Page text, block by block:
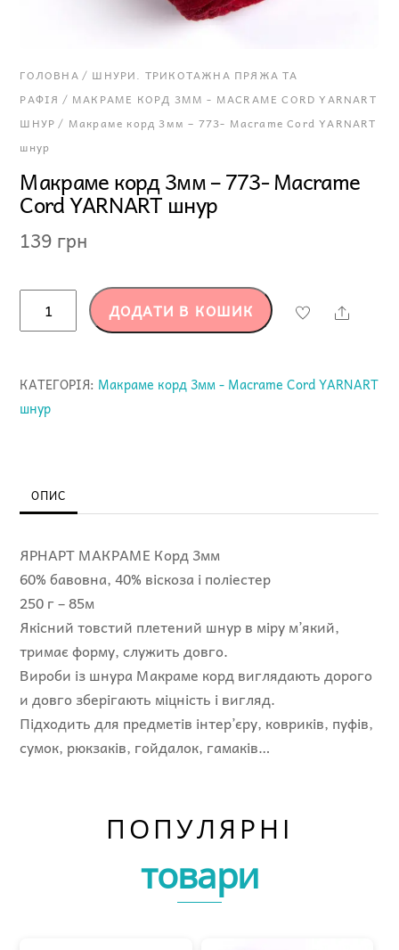
ГОЛОВНА/ ШНУРИ. ТРИКОТАЖНА ПРЯЖА ТА
РАФІЯ / МАКРАМЕ КОРД 3ММ - MACRAME CORD YARNART
ШНУР / Макраме корд 3мм – 773- Macrame Cord YARNART
шнур
Макраме корд 3мм – 773- Macrame
Cord YARNART шнур
139 грн
корд
773-
Macrame
шнур
кількість
ДОДАТИ В КОШИК Share
КАТЕГОРІЯ: Макраме корд 3мм - Macrame Cord YARNART
шнур
ОПИС
ЯРНАРТ МАКРАМЕ Корд 3мм
60% бавовна, 40% віскоза і поліестер
250 г – 85м
Якісний товстий плетений шнур в міру м’який,
тримає форму, служить довго.
Вироби із шнура Макраме корд виглядають дорого
и довго зберігають міцність і вигляд.
Підходить для предметів інтер’єру, ковриків, пуфів,
сумок, рюкзаків, гойдалок, гамаків…
ПОПУЛЯРНІ
товари